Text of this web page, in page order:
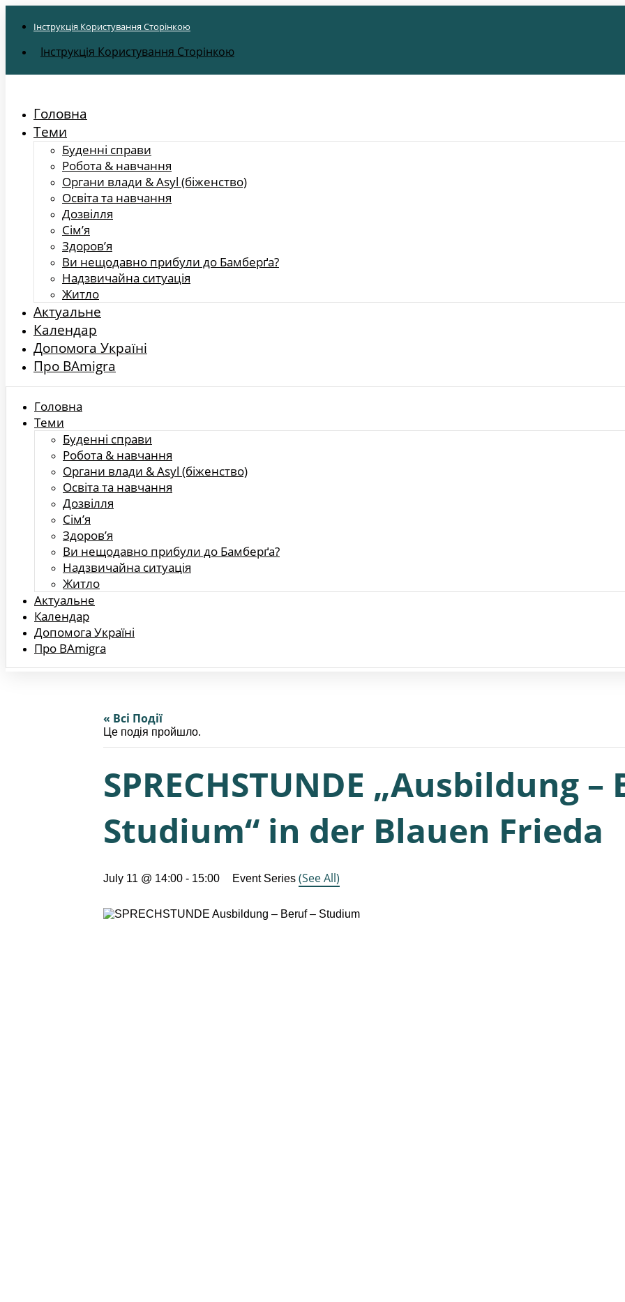
Інструкція Користування Сторінкою
Інструкція Користування Сторінкою
Головна
Теми
Буденні справи
Робота & навчання
Органи влади & Asyl (біженство)
Освіта та навчання
Дозвілля
Сім’я
Здоров’я
Ви нещодавно прибули до Бамберґа?
Надзвичайна ситуація
Житло
Актуальне
Календар
Допомога Україні
Про BAmigra
Головна
Теми
Буденні справи
Робота & навчання
Органи влади & Asyl (біженство)
Освіта та навчання
Дозвілля
Сім’я
Здоров’я
Ви нещодавно прибули до Бамберґа?
Надзвичайна ситуація
Житло
Актуальне
Календар
Допомога Україні
Про BAmigra
« Всі Події
Це подія пройшло.
SPRECHSTUNDE „Ausbildung –
Studium“ in der Blauen Frieda
July 11 @ 14:00 - 15:00 Event Series (See All)